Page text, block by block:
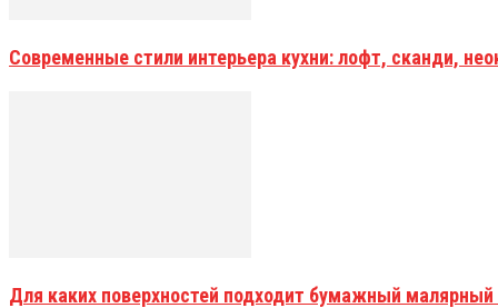
Современные стили интерьера кухни: лофт, сканди,
Для каких поверхностей подходит бумажный малярный